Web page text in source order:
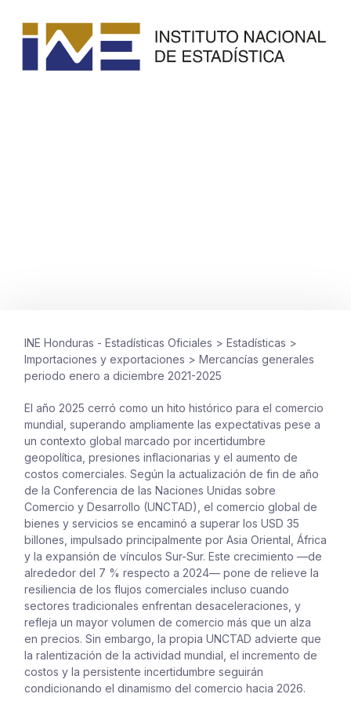
INE Honduras - Estadísticas Oficiales > Estadísticas >
Importaciones y exportaciones > Mercancías generales
periodo enero a diciembre 2021-2025
El año 2025 cerró como un hito histórico para el comercio
mundial, superando ampliamente las expectativas pese a
un contexto global marcado por incertidumbre
geopolítica, presiones inflacionarias y el aumento de
costos comerciales. Según la actualización de fin de año
de la Conferencia de las Naciones Unidas sobre
Comercio y Desarrollo (UNCTAD), el comercio global de
bienes y servicios se encaminó a superar los USD 35
billones, impulsado principalmente por Asia Oriental, África
y la expansión de vínculos Sur-Sur. Este crecimiento —de
alrededor del 7 % respecto a 2024— pone de relieve la
resiliencia de los flujos comerciales incluso cuando
sectores tradicionales enfrentan desaceleraciones, y
refleja un mayor volumen de comercio más que un alza
en precios. Sin embargo, la propia UNCTAD advierte que
la ralentización de la actividad mundial, el incremento de
costos y la persistente incertidumbre seguirán
condicionando el dinamismo del comercio hacia 2026.